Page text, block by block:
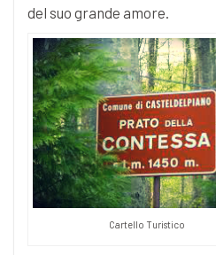
del suo grande amore.
Cartello Turistico